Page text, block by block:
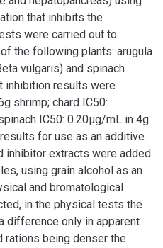
that inhibits the
were carried out to
the following plants: arugula
vulgaris) and spinach
inhibition results were
shrimp; chard IC50:
IC50: 0.20μg/mL in 4g
for use as an additive.
inhibitor extracts were added
using grain alcohol as an
and bromatological
in the physical tests the
difference only in apparent
being denser the